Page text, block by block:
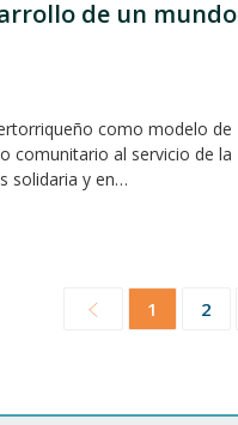
de un mundo
como modelo de
comunitario al servicio de la
solidaria y en…
1 2